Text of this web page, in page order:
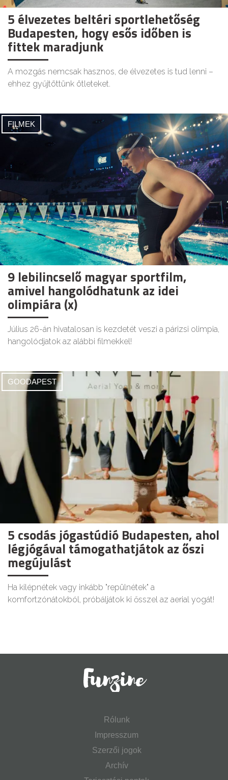
5 élvezetes beltéri sportlehetőség
Budapesten, hogy esős időben is
fittek maradjunk
A mozgás nemcsak hasznos, de élvezetes is tud lenni –
ehhez gyűjtöttünk ötleteket.
FILMEK
9 lebilincselő magyar sportfilm,
amivel hangolódhatunk az idei
olimpiára (x)
Július 26-án hivatalosan is kezdetét veszi a párizsi olimpia,
hangolódjatok az alábbi filmekkel!
GOODAPEST
5 csodás jógastúdió Budapesten, ahol
légjógával támogathatjátok az őszi
megújulást
Ha kilépnétek vagy inkább "repülnétek" a
komfortzónátokból, próbáljátok ki ősszel az aerial yogát!
Rólunk
Impresszum
Szerzői jogok
Archív